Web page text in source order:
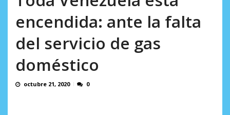
encendida: ante la falta
del servicio de gas
doméstico
octubre 21, 2020 0